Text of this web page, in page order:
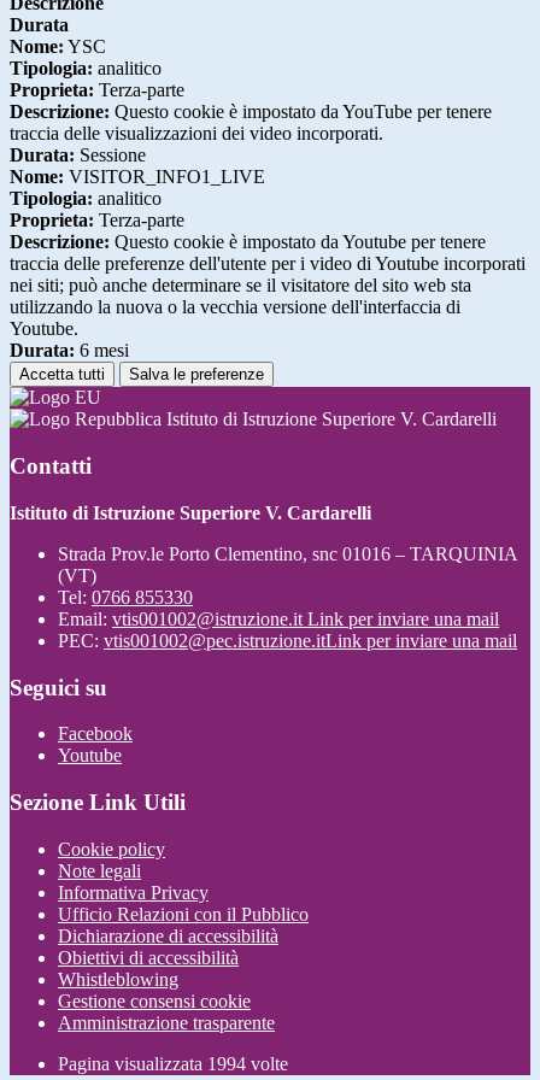
Durata
Nome: YSC
Tipologia: analitico
Proprieta: Terza-parte
Descrizione: Questo cookie è impostato da YouTube per tenere
traccia delle visualizzazioni dei video incorporati.
Durata: Sessione
Nome: VISITOR_INFO1_LIVE
Tipologia: analitico
Proprieta: Terza-parte
Descrizione: Questo cookie è impostato da Youtube per tenere
traccia delle preferenze dell'utente per i video di Youtube incorporati
nei siti; può anche determinare se il visitatore del sito web sta
utilizzando la nuova o la vecchia versione dell'interfaccia di
Youtube.
Durata: 6 mesi
Accetta tutti Salva le preferenze
Istituto di Istruzione Superiore V. Cardarelli
Contatti
Istituto di Istruzione Superiore V. Cardarelli
Strada Prov.le Porto Clementino, snc 01016 – TARQUINIA
(VT)
Tel: 0766 855330
Email: vtis001002@istruzione.it Link per inviare una mail
PEC: vtis001002@pec.istruzione.itLink per inviare una mail
Seguici su
Facebook
Youtube
Sezione Link Utili
Cookie policy
Note legali
Informativa Privacy
Ufficio Relazioni con il Pubblico
Dichiarazione di accessibilità
Obiettivi di accessibilità
Whistleblowing
Gestione consensi cookie
Amministrazione trasparente
Pagina visualizzata 1994 volte